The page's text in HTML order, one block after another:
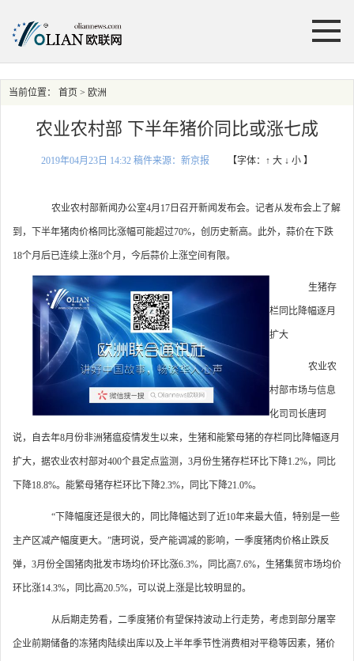
当前位置： 首页 > 欧洲
农业农村部 下半年猪价同比或涨七成
2019年04月23日 14:32 稿件来源：新京报 【字体： ↑ 大 ↓ 小 】
农业农村部新闻办公室4月17日召开新闻发布会。记者从发布会上了解
到，下半年猪肉价格同比涨幅可能超过70%，创历史新高。此外，蒜价在下跌
18个月后已连续上涨8个月，今后蒜价上涨空间有限。
生猪存
栏同比降幅逐月
扩大
农业农
村部市场与信息
化司司长唐珂
说，自去年8月份非洲猪瘟疫情发生以来，生猪和能繁母猪的存栏同比降幅逐月
扩大，据农业农村部对400个县定点监测，3月份生猪存栏环比下降1.2%，同比
下降18.8%。能繁母猪存栏环比下降2.3%，同比下降21.0%。
“下降幅度还是很大的，同比降幅达到了近10年来最大值，特别是一些
主产区减产幅度更大。”唐珂说，受产能调减的影响，一季度猪肉价格止跌反
弹，3月份全国猪肉批发市场均价环比涨6.3%，同比高7.6%，生猪集贸市场均价
环比涨14.3%，同比高20.5%，可以说上涨是比较明显的。
从后期走势看，二季度猪价有望保持波动上行走势，考虑到部分屠宰
企业前期储备的冻猪肉陆续出库以及上半年季节性消费相对平稳等因素，猪价